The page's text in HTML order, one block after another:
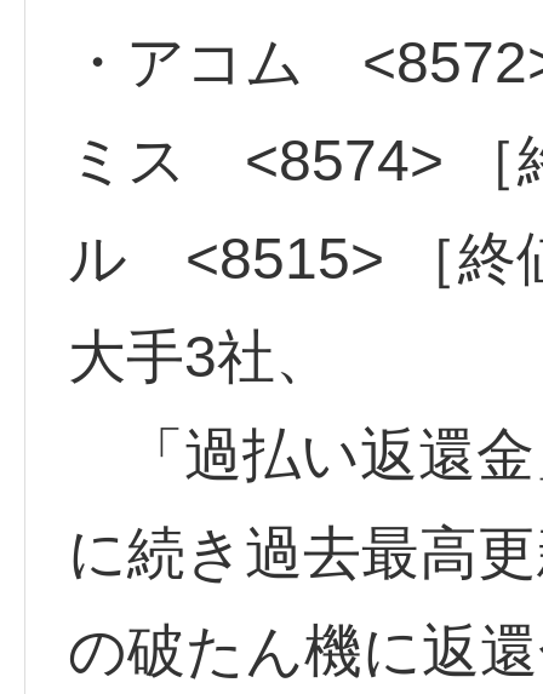
・アコム
ミス <8574> ［
ル <8515> ［終
大手3社、
「過払い返還金
に続き過去最高
の破たん機に返